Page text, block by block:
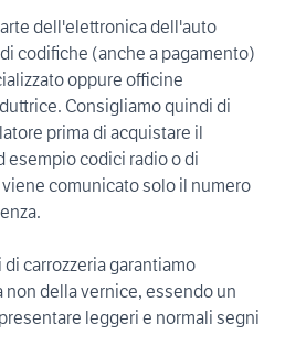
dell'elettronica dell'auto
codifiche (anche a pagamento)
oppure officine
Consigliamo quindi di
prima di acquistare il
esempio codici radio o di
comunicato solo il numero
carrozzeria garantiamo
della vernice, essendo un
leggeri e normali segni